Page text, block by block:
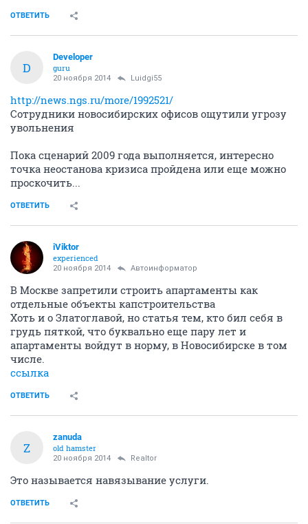
ОТВЕТИТЬ
D
Developer
guru
20 ноября 2014 Luidgi55
http://news.ngs.ru/more/1992521/
Сотрудники новосибирских офисов ощутили угрозу
увольнения
Пока сценарий 2009 года выполняется, интересно
точка неостанова кризиса пройдена или еще можно
проскочить...
ОТВЕТИТЬ
iViktor
experienced
20 ноября 2014 Автоинформатор
В Москве запретили строить апартаменты как
отдельные объекты капстроительства
Хоть и о Златоглавой, но статья тем, кто бил себя в
грудь пяткой, что буквально еще пару лет и
апартаменты войдут в норму, в Новосибирске в том
числе.
ссылка
ОТВЕТИТЬ
Z
zanuda
old hamster
20 ноября 2014 Realtor
Это называется навязывание услуги.
ОТВЕТИТЬ